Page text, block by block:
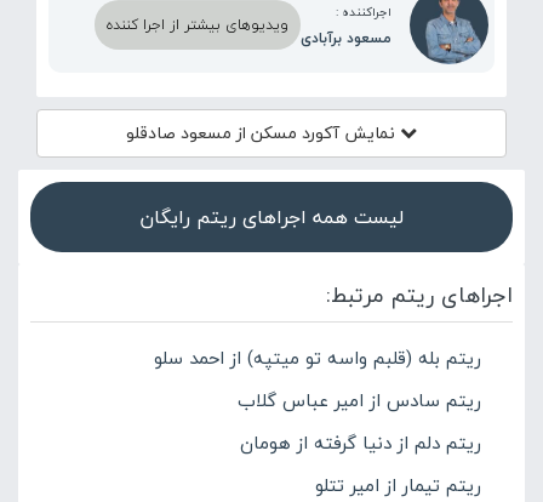
اجراکننده :
مسعود برآبادی
ویدیوهای بیشتر از اجرا کننده
نمایش آکورد مسکن از مسعود صادقلو
لیست همه اجراهای ریتم رایگان
اجراهای ریتم مرتبط:
ریتم بله (قلبم واسه تو میتپه) از احمد سلو
ریتم سادس از امیر عباس گلاب
ریتم دلم از دنیا گرفته از هومان
ریتم تیمار از امیر تتلو